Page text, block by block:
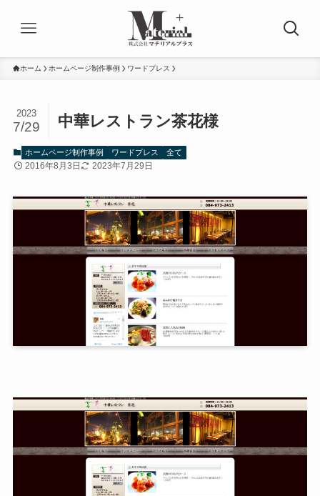
ホーム ホームページ制作事例 ワードプレス
中華レストラン茶花様
2023
7/29
ホームページ制作事例 ワードプレス 全て
2016年8月3日 2023年7月29日